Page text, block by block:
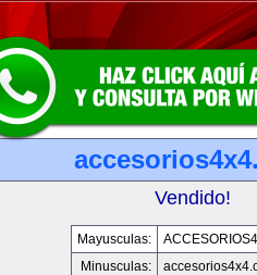
Vendido!
Mayusculas:
Minusculas: